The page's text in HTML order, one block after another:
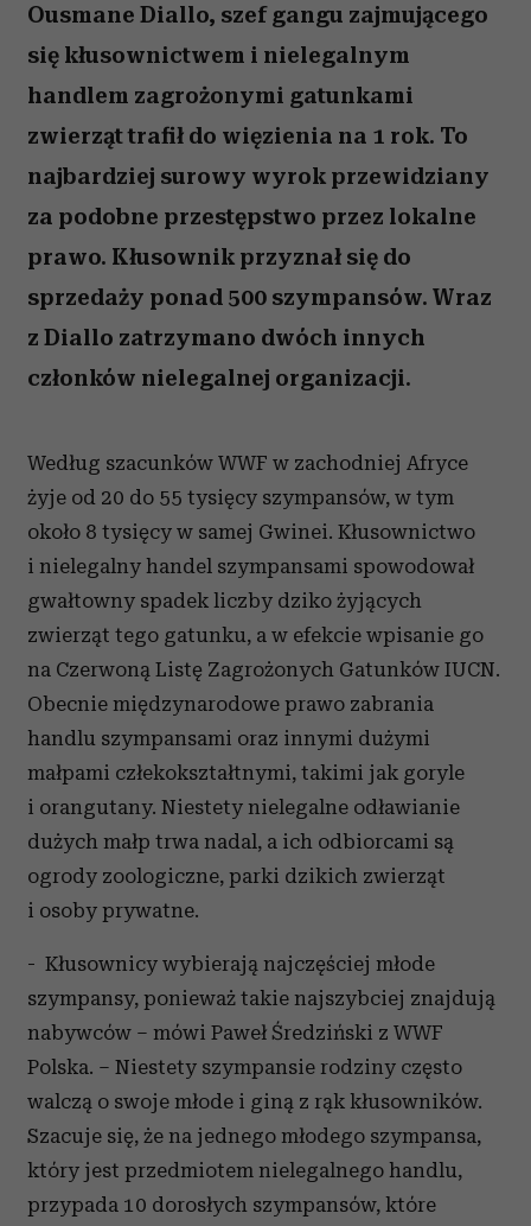
Ousmane Diallo, szef gangu zajmującego
się kłusownictwem i nielegalnym
handlem zagrożonymi gatunkami
zwierząt trafił do więzienia na 1 rok. To
najbardziej surowy wyrok przewidziany
za podobne przestępstwo przez lokalne
prawo. Kłusownik przyznał się do
sprzedaży ponad 500 szympansów. Wraz
z Diallo zatrzymano dwóch innych
członków nielegalnej organizacji.
Według szacunków WWF w zachodniej Afryce
żyje od 20 do 55 tysięcy szympansów, w tym
około 8 tysięcy w samej Gwinei. Kłusownictwo
i nielegalny handel szympansami spowodował
gwałtowny spadek liczby dziko żyjących
zwierząt tego gatunku, a w efekcie wpisanie go
na Czerwoną Listę Zagrożonych Gatunków IUCN.
Obecnie międzynarodowe prawo zabrania
handlu szympansami oraz innymi dużymi
małpami człekokształtnymi, takimi jak goryle
i orangutany. Niestety nielegalne odławianie
dużych małp trwa nadal, a ich odbiorcami są
ogrody zoologiczne, parki dzikich zwierząt
i osoby prywatne.
- Kłusownicy wybierają najczęściej młode
szympansy, ponieważ takie najszybciej znajdują
nabywców – mówi Paweł Średziński z WWF
Polska. – Niestety szympansie rodziny często
walczą o swoje młode i giną z rąk kłusowników.
Szacuje się, że na jednego młodego szympansa,
który jest przedmiotem nielegalnego handlu,
przypada 10 dorosłych szympansów, które